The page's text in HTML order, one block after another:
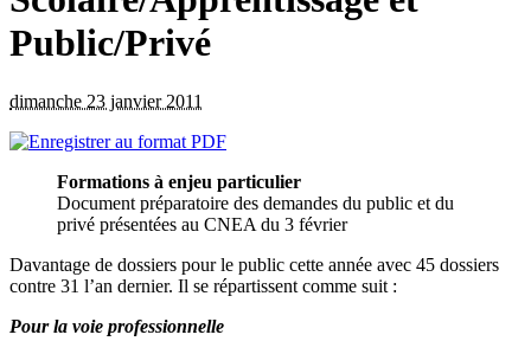
Public/Privé
dimanche 23 janvier 2011
Formations à enjeu particulier
Document préparatoire des demandes du public et du
privé présentées au CNEA du 3 février
Davantage de dossiers pour le public cette année avec 45 dossiers
contre 31 l’an dernier. Il se répartissent comme suit :
Pour la voie professionnelle